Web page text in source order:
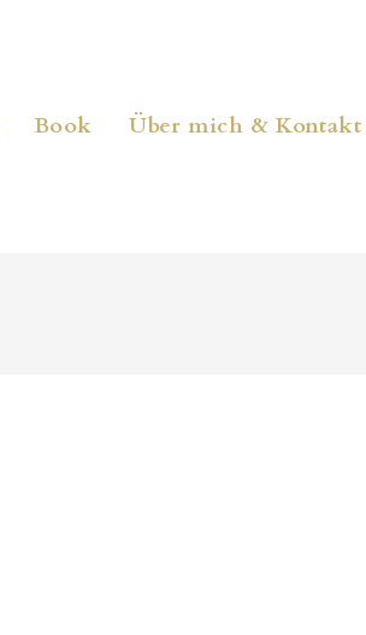
Book Über mich & Kontakt